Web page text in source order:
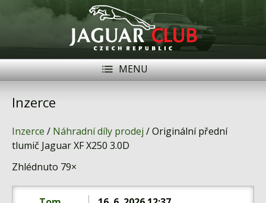
MENU
Modely Jaguar
Členové
Inzerce
Inzerce / Náhradní díly prodej / Originální přední
tlumič Jaguar XF X250 3.0D
Zhlédnuto 79×